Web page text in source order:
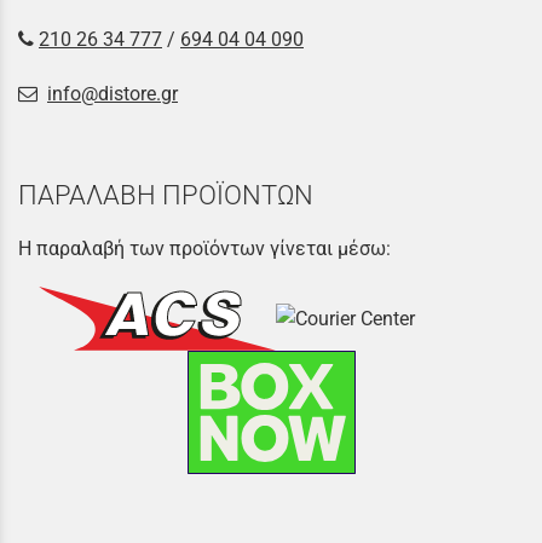
210 26 34 777 / 694 04 04 090
info@distore.gr
ΠΑΡΑΛΑΒΗ ΠΡΟΪΟΝΤΩΝ
Η παραλαβή των προϊόντων γίνεται μέσω: